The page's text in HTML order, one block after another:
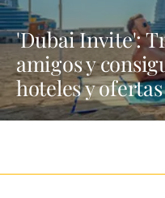
'Dubai Invite':
amigos y
hoteles y